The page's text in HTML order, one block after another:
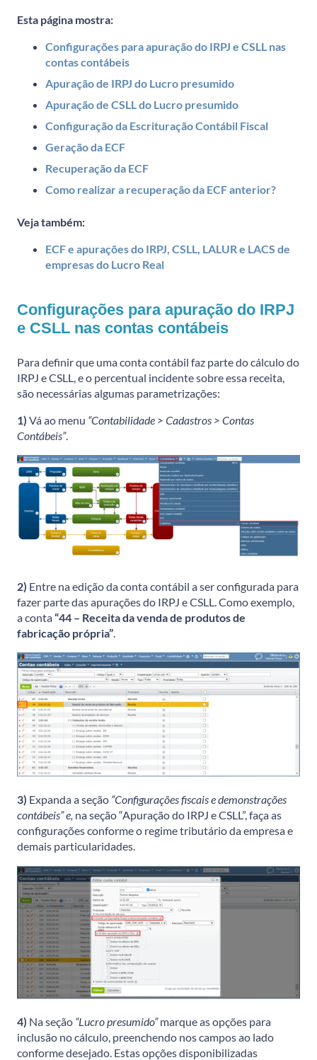
Esta página mostra:
Configurações para apuração do IRPJ e CSLL nas
contas contábeis
Apuração de IRPJ do Lucro presumido
Apuração de CSLL do Lucro presumido
Configuração da Escrituração Contábil Fiscal
Geração da ECF
Recuperação da ECF
Como realizar a recuperação da ECF anterior?
Veja também:
ECF e apurações do IRPJ, CSLL, LALUR e LACS de
empresas do Lucro Real
Configurações para apuração do IRPJ
e CSLL nas contas contábeis
Para definir que uma conta contábil faz parte do cálculo do
IRPJ e CSLL, e o percentual incidente sobre essa receita,
são necessárias algumas parametrizações:
1) Vá ao menu “Contabilidade > Cadastros > Contas
Contábeis”.
2) Entre na edição da conta contábil a ser configurada para
fazer parte das apurações do IRPJ e CSLL. Como exemplo,
a conta“44 – Receita da venda de produtos de
fabricação própria”.
3) Expanda a seção “Configurações fiscais e demonstrações
contábeis” e, na seção “Apuração do IRPJ e CSLL”, faça as
configurações conforme o regime tributário da empresa e
demais particularidades.
4) Na seção “Lucro presumido”marque as opções para
inclusão no cálculo, preenchendo nos campos ao lado
conforme desejado. Estas opções disponibilizadas